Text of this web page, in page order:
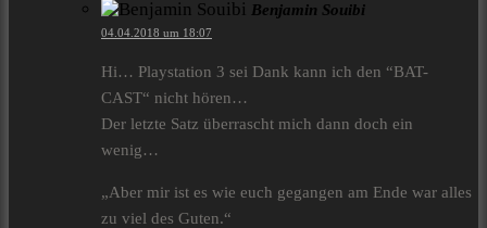
Benjamin Souibi
04.04.2018 um 18:07
Hi… Playstation 3 sei Dank kann ich den “BAT-
CAST“ nicht hören…
Der letzte Satz überrascht mich dann doch ein
wenig…
„Aber mir ist es wie euch gegangen am Ende war alles
zu viel des Guten.“